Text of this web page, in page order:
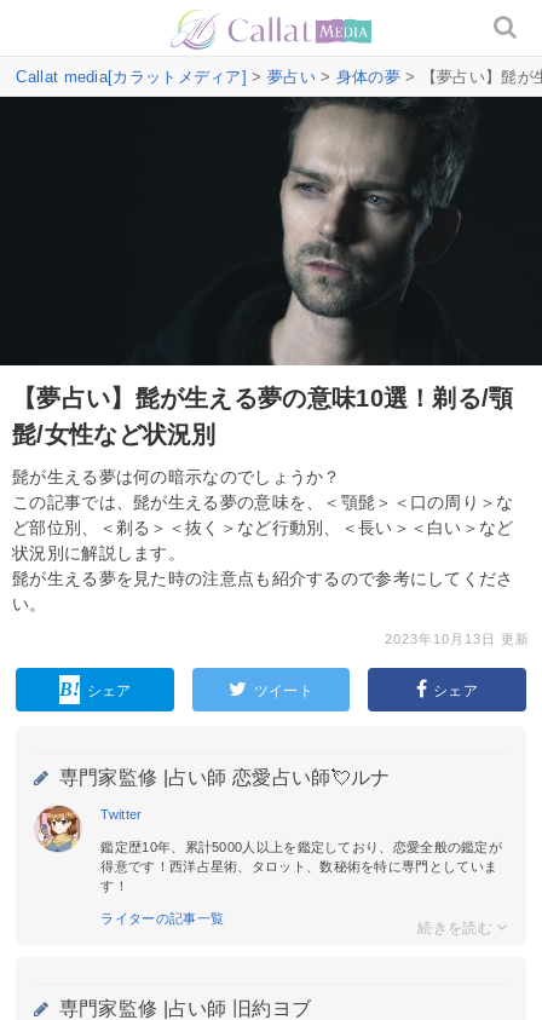
Callat media[カラットメディア] > 夢占い> 身体の夢> 【夢占い】髭が
【夢占い】髭が生える夢の意味10選！剃る/顎
髭/女性など状況別
髭が生える夢は何の暗示なのでしょうか？
この記事では、髭が生える夢の意味を、＜顎髭＞＜口の周り＞な
ど部位別、＜剃る＞＜抜く＞など行動別、＜長い＞＜白い＞など
状況別に解説します。
髭が生える夢を見た時の注意点も紹介するので参考にしてくださ
い。
2023年10月13日 更新
シェア ツイート シェア
専門家監修 | 占い師 恋愛占い師💘ルナ
Twitter
鑑定歴10年、累計5000人以上を鑑定しており、恋愛全般の鑑定が
得意です！西洋占星術、タロット、数秘術を特に専門としていま
す！
ライターの記事一覧
専門家監修 | 占い師 旧約ヨブ